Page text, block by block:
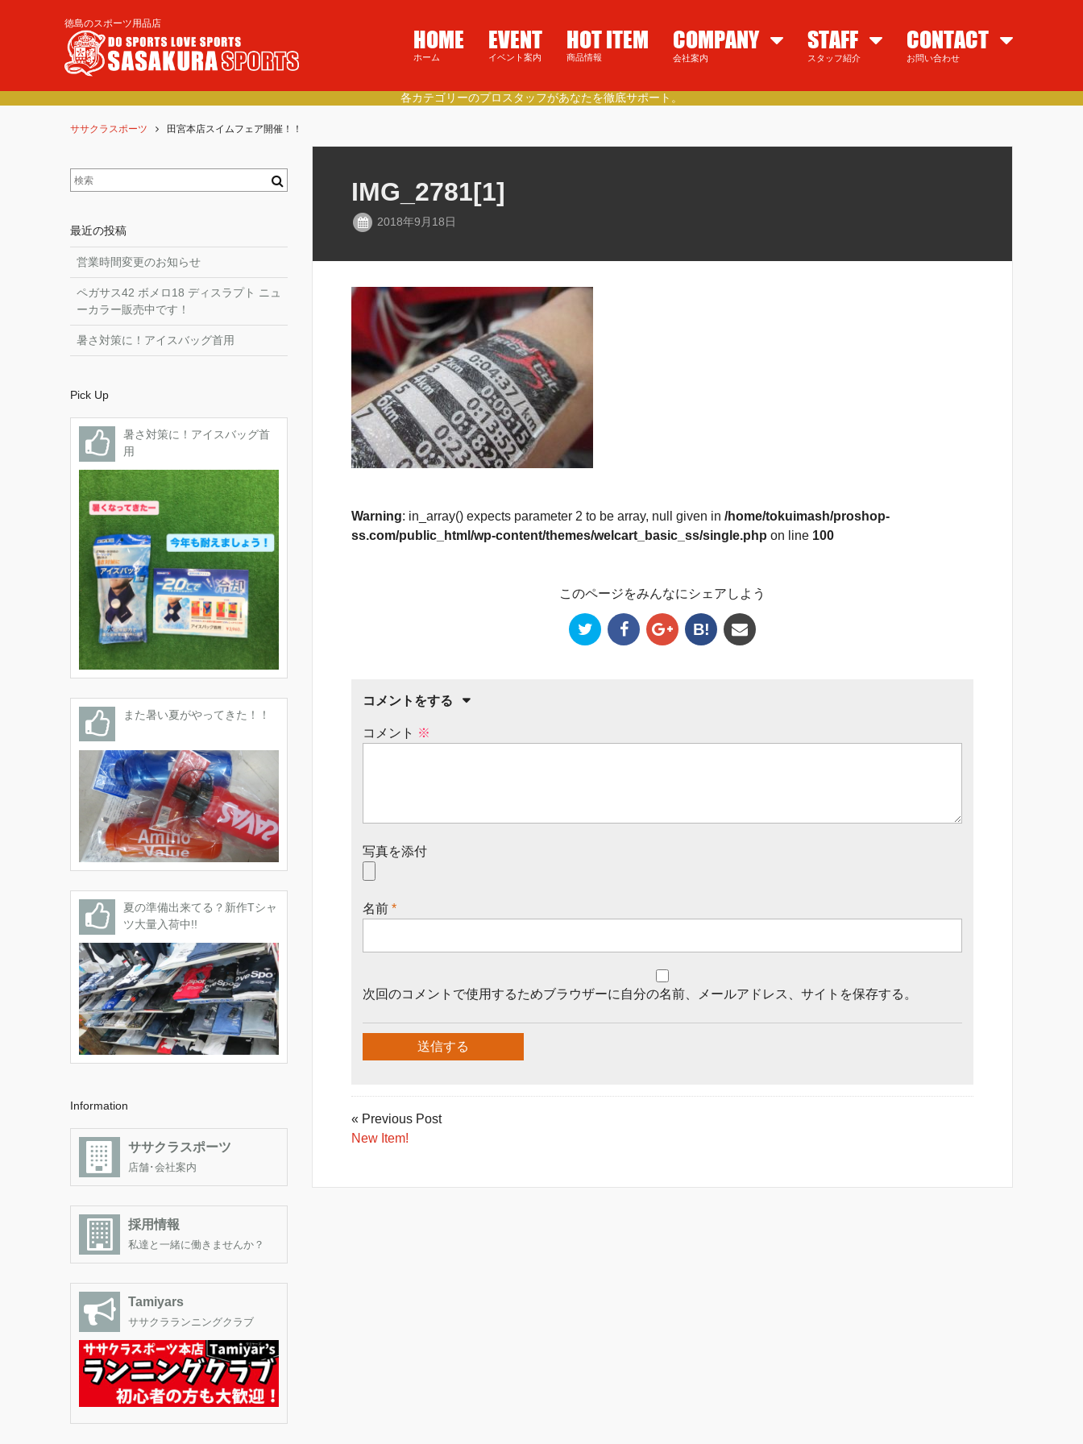
徳島のスポーツ用品店
HOME
ホーム
EVENT
イベント案内
HOT ITEM
商品情報
COMPANY
会社案内
STAFF
スタッフ紹介
CONTACT
お問い合わせ
ササクラスポーツ 田宮本店スイムフェア開催！！
IMG_2781[1]
2018年9月18日
Warning: in_array() expects parameter 2 to be array, null given in /home/tokuimash/proshop-
ss.com/public_html/wp-content/themes/welcart_basic_ss/single.php on line 100
このページをみんなにシェアしよう
B!
コメントをする
コメント ※
写真を添付
名前 *
次回のコメントで使用するためブラウザーに自分の名前、メールアドレス、サイトを保存する。
« Previous Post
New Item!
最近の投稿
営業時間変更のお知らせ
ペガサス42 ボメロ18 ディスラプト ニュ
ーカラー販売中です！
暑さ対策に！アイスバッグ首用
Pick Up
暑さ対策に！アイスバッグ首
用
また暑い夏がやってきた！！
夏の準備出来てる？新作Tシャ
ツ大量入荷中!!
Information
ササクラスポーツ
店舗･会社案内
採用情報
私達と一緒に働きませんか？
Tamiyars
ササクラランニングクラブ